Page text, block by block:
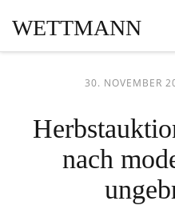
WETTMANN
30. NOVEMBER
nach